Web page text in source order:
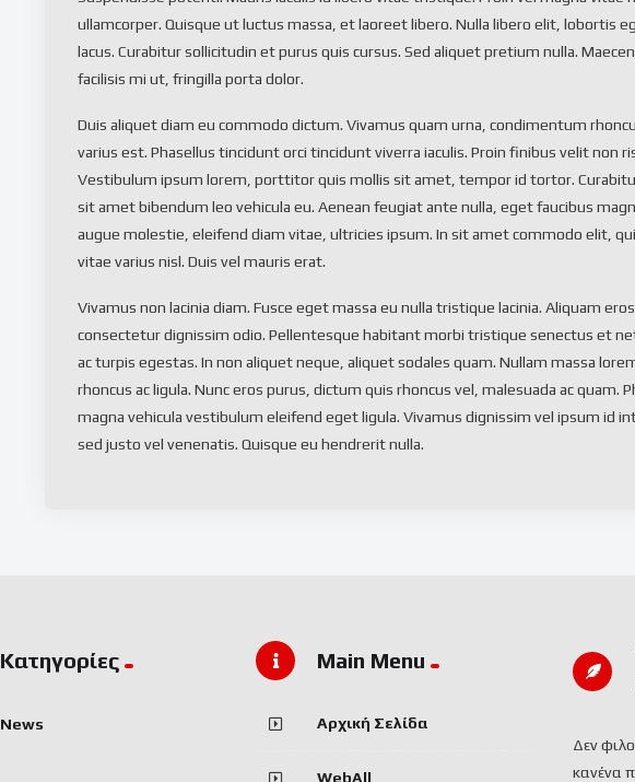
ullamcorper. Quisque ut luctus massa, et laoreet libero. Nulla libero elit, lobortis
lacus. Curabitur sollicitudin et purus quis cursus. Sed aliquet pretium nulla.
facilisis mi ut, fringilla porta dolor.
Duis aliquet diam eu commodo dictum. Vivamus quam urna, condimentum
varius est. Phasellus tincidunt orci tincidunt viverra iaculis. Proin finibus velit non
Vestibulum ipsum lorem, porttitor quis mollis sit amet, tempor id tortor.
sit amet bibendum leo vehicula eu. Aenean feugiat ante nulla, eget faucibus
augue molestie, eleifend diam vitae, ultricies ipsum. In sit amet commodo elit,
vitae varius nisl. Duis vel mauris erat.
Vivamus non lacinia diam. Fusce eget massa eu nulla tristique lacinia. Aliquam
consectetur dignissim odio. Pellentesque habitant morbi tristique senectus et
ac turpis egestas. In non aliquet neque, aliquet sodales quam. Nullam massa
rhoncus ac ligula. Nunc eros purus, dictum quis rhoncus vel, malesuada ac quam.
magna vehicula vestibulum eleifend eget ligula. Vivamus dignissim vel ipsum id
sed justo vel venenatis. Quisque eu hendrerit nulla.
Kατηγορίες
News
Main Menu
Αρχική Σελίδα
WebAll
Δεν
κανένα